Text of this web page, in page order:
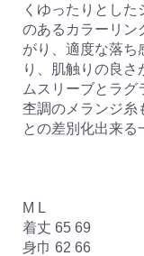
くゆったりとし
のあるカラーリン
がり、適度な落ち
り、肌触りの良
ムスリーブとラグ
杢調のメランジ糸
との差別化出来る
M L
着丈 65 69
身巾 62 66